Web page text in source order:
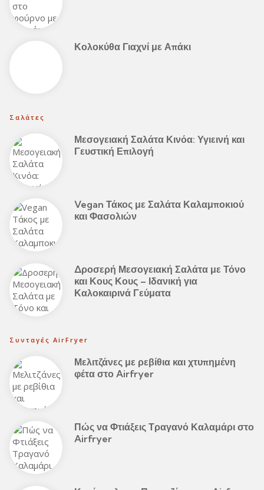
Κολοκύθα Γιαχνί με Απάκι
Σαλάτες
Μεσογειακή Σαλάτα Κινόα: Υγιεινή και
Γευστική Επιλογή
Vegan Τάκος με Σαλάτα Καλαμποκιού
και Φασολιών
Δροσερή Μεσογειακή Σαλάτα με Τόνο
και Κους Κους – Ιδανική για
Καλοκαιρινά Γεύματα
Συνταγές AirFryer
Μελιτζάνες με ρεβίθια και χτυπημένη
φέτα στο Airfryer
Πώς να Φτιάξεις Τραγανό Καλαμάρι στο
Airfryer